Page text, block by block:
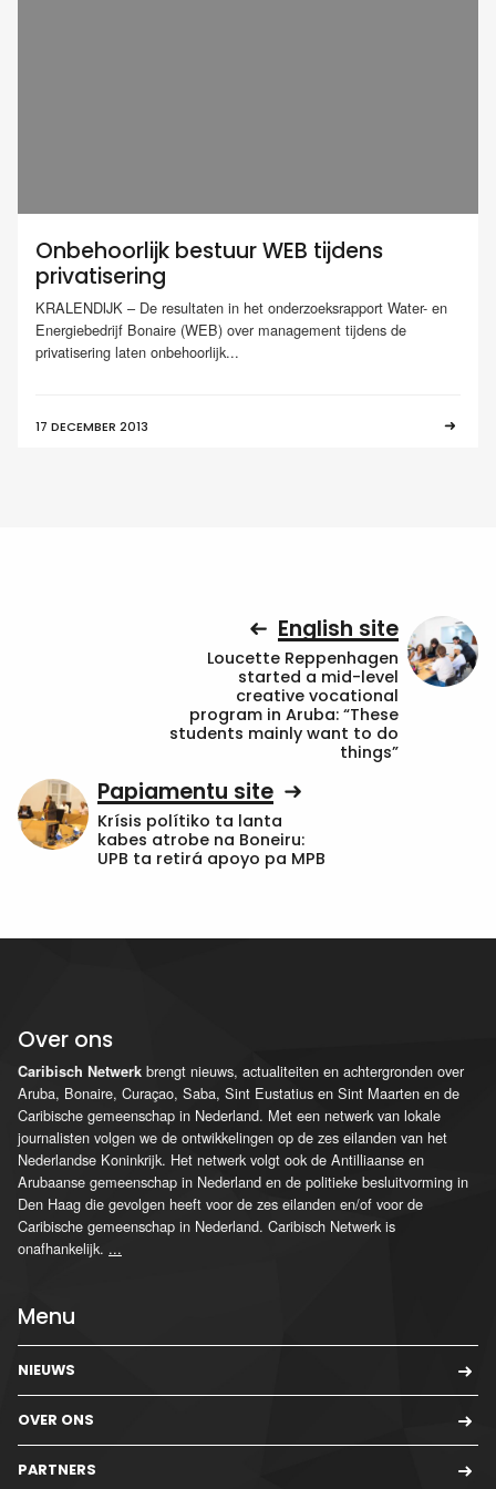
Onbehoorlijk bestuur WEB tijdens
privatisering
KRALENDIJK – De resultaten in het onderzoeksrapport Water- en
Energiebedrijf Bonaire (WEB) over management tijdens de
privatisering laten onbehoorlijk...
17 DECEMBER 2013
English site
Loucette Reppenhagen
started a mid-level
creative vocational
program in Aruba: “These
students mainly want to do
things”
Papiamentu site
Krísis polítiko ta lanta
kabes atrobe na Boneiru:
UPB ta retirá apoyo pa MPB
Over ons
Caribisch Netwerk brengt nieuws, actualiteiten en achtergronden over
Aruba, Bonaire, Curaçao, Saba, Sint Eustatius en Sint Maarten en de
Caribische gemeenschap in Nederland. Met een netwerk van lokale
journalisten volgen we de ontwikkelingen op de zes eilanden van het
Nederlandse Koninkrijk. Het netwerk volgt ook de Antilliaanse en
Arubaanse gemeenschap in Nederland en de politieke besluitvorming in
Den Haag die gevolgen heeft voor de zes eilanden en/of voor de
Caribische gemeenschap in Nederland. Caribisch Netwerk is
onafhankelijk. ...
Menu
NIEUWS
OVER ONS
PARTNERS